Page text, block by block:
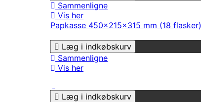
Sammenligne
Vis her
Papkasse 450x215x315 mm (18 flasker)
Læg i indkøbskurv
Sammenligne
Vis her
Læg i indkøbskurv